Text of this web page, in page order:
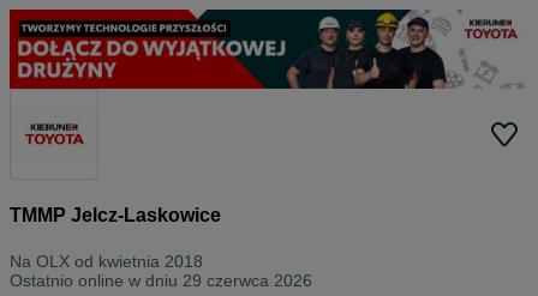
TMMP Jelcz-Laskowice
Na OLX od kwietnia 2018
Ostatnio online w dniu 29 czerwca 2026